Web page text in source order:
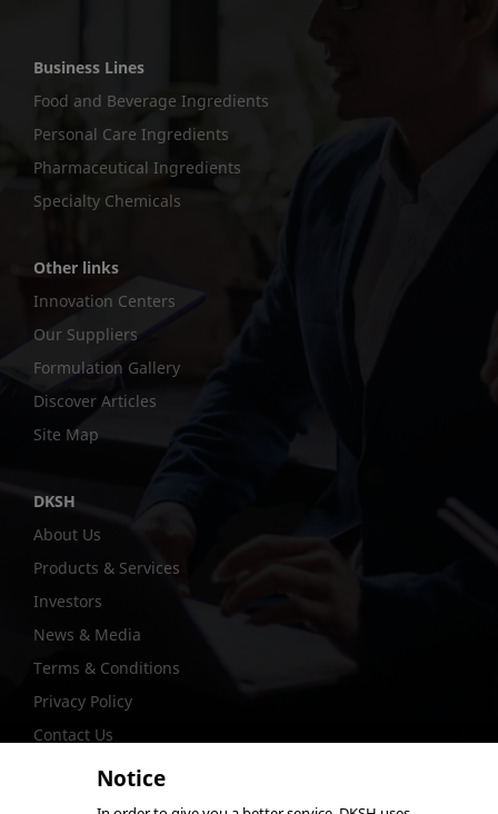
Business Lines
Food and Beverage Ingredients
Personal Care Ingredients
Pharmaceutical Ingredients
Specialty Chemicals
Other links
Innovation Centers
Our Suppliers
Formulation Gallery
Discover Articles
Site Map
DKSH
About Us
Products & Services
Investors
News & Media
Terms & Conditions
Privacy Policy
Contact Us
Notice